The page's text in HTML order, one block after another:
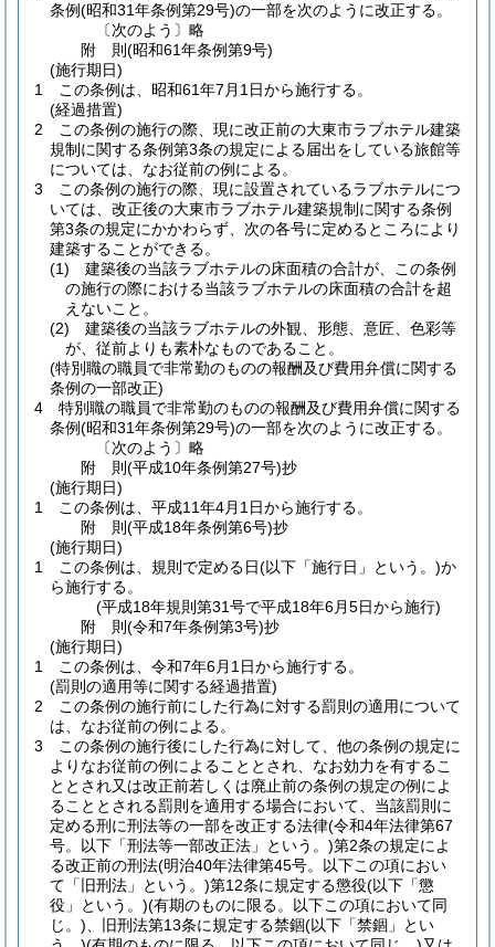
条例(昭和31年条例第29号)の一部を次のように改正する。
〔次のよう〕略
附 則(昭和61年条例第9号)
(施行期日)
1
この条例は、昭和61年7月1日から施行する。
(経過措置)
2
この条例の施行の際、現に改正前の大東市ラブホテル建築
規制に関する条例第3条の規定による届出をしている旅館等
については、なお従前の例による。
3
この条例の施行の際、現に設置されているラブホテルにつ
いては、改正後の大東市ラブホテル建築規制に関する条例
第3条の規定にかかわらず、次の各号に定めるところにより
建築することができる。
(1)
建築後の当該ラブホテルの床面積の合計が、この条例
の施行の際における当該ラブホテルの床面積の合計を超
えないこと。
(2)
建築後の当該ラブホテルの外観、形態、意匠、色彩等
が、従前よりも素朴なものであること。
(特別職の職員で非常勤のものの報酬及び費用弁償に関する
条例の一部改正)
4
特別職の職員で非常勤のものの報酬及び費用弁償に関する
条例(昭和31年条例第29号)の一部を次のように改正する。
〔次のよう〕略
附 則(平成10年条例第27号)抄
(施行期日)
1
この条例は、平成11年4月1日から施行する。
附 則(平成18年条例第6号)抄
(施行期日)
1
この条例は、規則で定める日(以下「施行日」という。)か
ら施行する。
(平成18年規則第31号で平成18年6月5日から施行)
附 則(令和7年条例第3号)抄
(施行期日)
1
この条例は、令和7年6月1日から施行する。
(罰則の適用等に関する経過措置)
2
この条例の施行前にした行為に対する罰則の適用について
は、なお従前の例による。
3
この条例の施行後にした行為に対して、他の条例の規定に
よりなお従前の例によることとされ、なお効力を有するこ
ととされ又は改正前若しくは廃止前の条例の規定の例によ
ることとされる罰則を適用する場合において、当該罰則に
定める刑に刑法等の一部を改正する法律(令和4年法律第67
号。以下「刑法等一部改正法」という。)第2条の規定によ
る改正前の刑法(明治40年法律第45号。以下この項におい
て「旧刑法」という。)第12条に規定する懲役(以下「懲
役」という。)(有期のものに限る。以下この項において同
じ。) 、旧刑法第13条に規定する禁錮(以下「禁錮」とい